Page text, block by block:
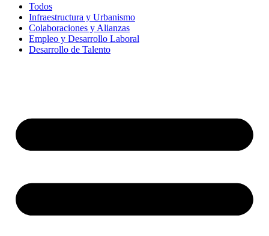
Todos
Infraestructura y Urbanismo
Colaboraciones y Alianzas
Empleo y Desarrollo Laboral
Desarrollo de Talento